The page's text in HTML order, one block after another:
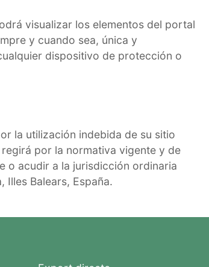
visualizar los elementos del portal
y cuando sea, única y
dispositivo de protección o
la utilización indebida de su sitio
por la normativa vigente y de
o acudir a la jurisdicción ordinaria
Balears, España.